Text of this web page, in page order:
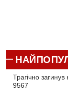
Трагічно
9567